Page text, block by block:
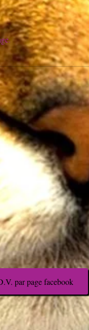
par page facebook